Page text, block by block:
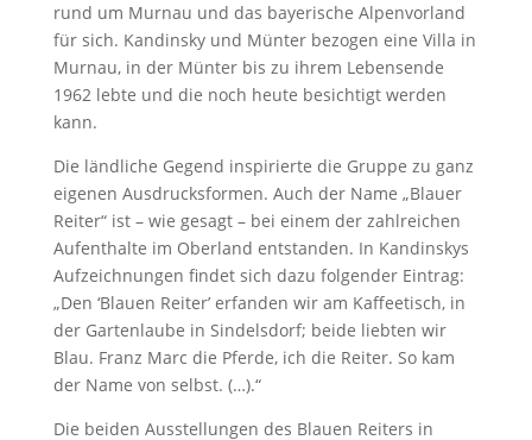
rund um Murnau und das bayerische Alpenvorland
für sich. Kandinsky und Münter bezogen eine Villa in
Murnau, in der Münter bis zu ihrem Lebensende
1962 lebte und die noch heute besichtigt werden
kann.
Die ländliche Gegend inspirierte die Gruppe zu ganz
eigenen Ausdrucksformen. Auch der Name „Blauer
Reiter“ ist – wie gesagt – bei einem der zahlreichen
Aufenthalte im Oberland entstanden. In Kandinskys
Aufzeichnungen findet sich dazu folgender Eintrag:
„Den ‘Blauen Reiter’ erfanden wir am Kaffeetisch, in
der Gartenlaube in Sindelsdorf; beide liebten wir
Blau. Franz Marc die Pferde, ich die Reiter. So kam
der Name von selbst. (…).“
Die beiden Ausstellungen des Blauen Reiters in